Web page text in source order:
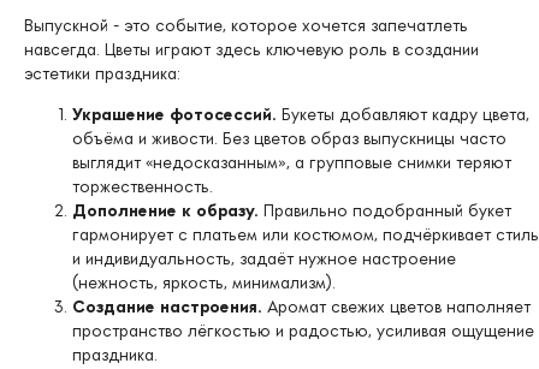
Выпускной - это событие, которое хочется запечатлеть
навсегда. Цветы играют здесь ключевую роль в создании
эстетики праздника:
Украшение фотосессий. Букеты добавляют кадру цвета,
объёма и живости. Без цветов образ выпускницы часто
выглядит «недосказанным», а групповые снимки теряют
торжественность.
Дополнение к образу. Правильно подобранный букет
гармонирует с платьем или костюмом, подчёркивает стиль
и индивидуальность, задаёт нужное настроение
(нежность, яркость, минимализм).
Создание настроения. Аромат свежих цветов наполняет
пространство лёгкостью и радостью, усиливая ощущение
праздника.